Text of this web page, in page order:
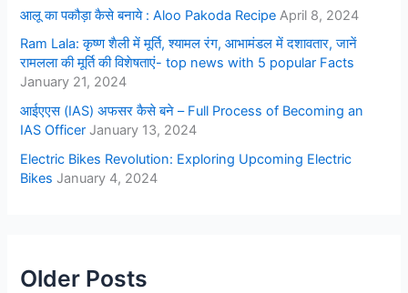
आलू का पकौड़ा कैसे बनाये : Aloo Pakoda Recipe April 8, 2024
Ram Lala: कृष्ण शैली में मूर्ति, श्यामल रंग, आभामंडल में दशावतार, जानें
रामलला की मूर्ति की विशेषताएं- top news with 5 popular Facts
January 21, 2024
आईएएस (IAS) अफसर कैसे बने – Full Process of Becoming an
IAS Officer January 13, 2024
Electric Bikes Revolution: Exploring Upcoming Electric
Bikes January 4, 2024
Older Posts